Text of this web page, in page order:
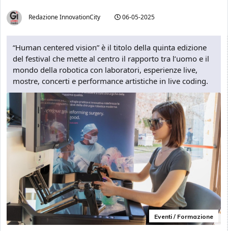
Redazione InnovationCity 06-05-2025
“Human centered vision” è il titolo della quinta edizione
del festival che mette al centro il rapporto tra l’uomo e il
mondo della robotica con laboratori, esperienze live,
mostre, concerti e performance artistiche in live coding.
Eventi / Formazione